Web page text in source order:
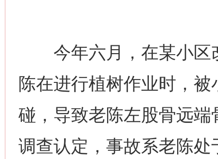
今年六月，在某小区
陈在进行植树作业时，
碰，导致老陈左股骨远
调查认定，事故系老陈